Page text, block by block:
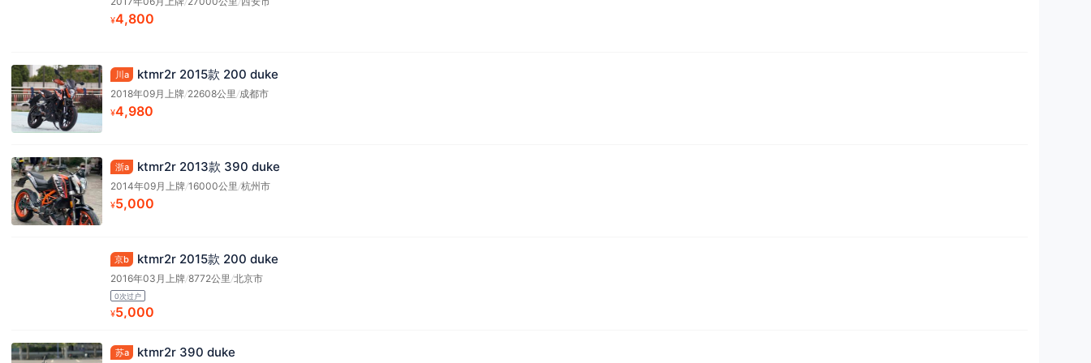
¥4,800
川a ktmr2r 2015款 200 duke
2018年09月上牌/22608公里 /成都市
¥4,980
浙a ktmr2r 2013款 390 duke
2014年09月上牌/16000公里 /杭州市
¥5,000
京b ktmr2r 2015款 200 duke
2016年03月上牌/8772公里 /北京市
0次过户
¥5,000
苏a ktmr2r 390 duke